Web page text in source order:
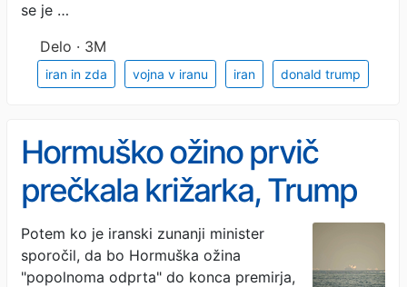
se je …
Delo · 3M
iran in zda vojna v iranu iran donald trump
Hormuško ožino prvič
prečkala križarka, Trump
vztraja z blokado
pristanišč
Potem ko je iranski zunanji minister
sporočil, da bo Hormuška ožina
"popolnoma odprta" do konca premirja,